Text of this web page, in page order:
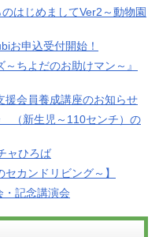
はじめましてVer2～動物園
お申込受付開始！
ちよだのお助けマン～』
援会員養成講座のお知らせ
（新生児～110センチ）の
ャひろば
カンドリビング～】
記念講演会